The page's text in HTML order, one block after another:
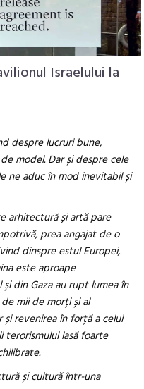
Israelului la
despre lucruri bune,
model. Dar și despre cele
ne aduc în mod inevitabil și
arhitectură și artă pare
prea angajat de o
dinspre estul Europei,
este aproape
din Gaza au rupt lumea în
mii de morți și al
revenirea în forță a celui
terorismului lasă foarte
și cultură într-una